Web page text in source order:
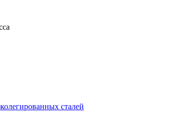
сталей